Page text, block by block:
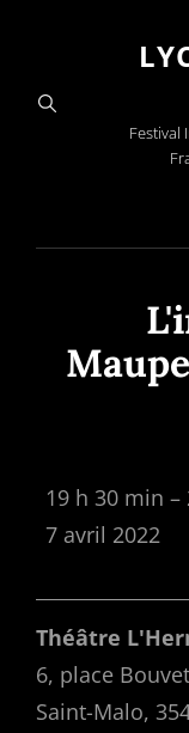
Festival
L'institution
•
Jacques-
Cartier
19 h 30 min –
7 avril 2022
Théâtre
6, place Bouvet
Saint-Malo,